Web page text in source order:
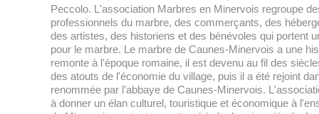
Peccolo. L'association Marbres en Minervois regroupe
professionnels du marbre, des commerçants, des
des artistes, des historiens et des bénévoles qui portent
pour le marbre. Le marbre de Caunes-Minervois a une
remonte à l'époque romaine, il est devenu au fil des
des atouts de l'économie du village, puis il a été rejoint
renommée par l'abbaye de Caunes-Minervois.
à donner un élan culturel, touristique et économique à